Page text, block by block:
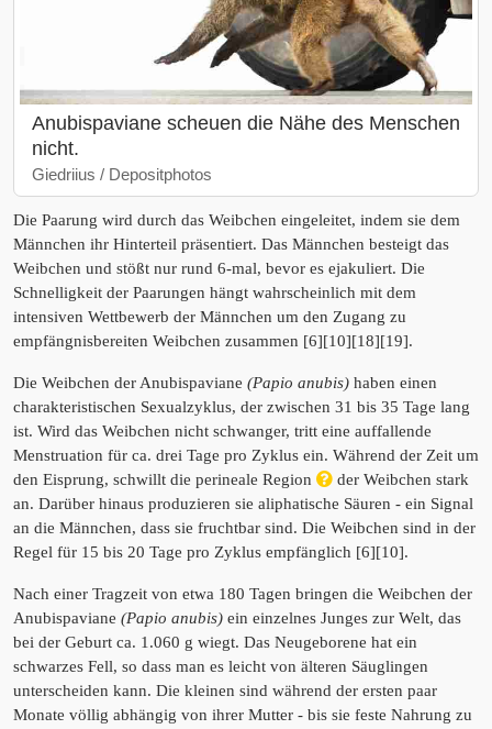
Anubispaviane scheuen die Nähe des Menschen
nicht.
Giedriius / Depositphotos
Die Paarung wird durch das Weibchen eingeleitet, indem sie dem
Männchen ihr Hinterteil präsentiert. Das Männchen besteigt das
Weibchen und stößt nur rund 6-mal, bevor es ejakuliert. Die
Schnelligkeit der Paarungen hängt wahrscheinlich mit dem
intensiven Wettbewerb der Männchen um den Zugang zu
empfängnisbereiten Weibchen zusammen [6][10][18][19].
Die Weibchen der Anubispaviane (Papio anubis) haben einen
charakteristischen Sexualzyklus, der zwischen 31 bis 35 Tage lang
ist. Wird das Weibchen nicht schwanger, tritt eine auffallende
Menstruation für ca. drei Tage pro Zyklus ein. Während der Zeit um
den Eisprung, schwillt die perineale Region
der Weibchen stark
an. Darüber hinaus produzieren sie aliphatische Säuren - ein Signal
an die Männchen, dass sie fruchtbar sind. Die Weibchen sind in der
Regel für 15 bis 20 Tage pro Zyklus empfänglich [6][10].
Nach einer Tragzeit von etwa 180 Tagen bringen die Weibchen der
Anubispaviane (Papio anubis) ein einzelnes Junges zur Welt, das
bei der Geburt ca. 1.060 g wiegt. Das Neugeborene hat ein
schwarzes Fell, so dass man es leicht von älteren Säuglingen
unterscheiden kann. Die kleinen sind während der ersten paar
Monate völlig abhängig von ihrer Mutter - bis sie feste Nahrung zu